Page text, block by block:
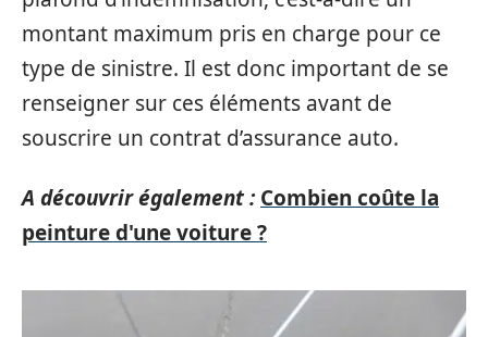
montant maximum pris en charge pour ce
type de sinistre. Il est donc important de se
renseigner sur ces éléments avant de
souscrire un contrat d’assurance auto.
A découvrir également : Combien coûte la
peinture d'une voiture ?